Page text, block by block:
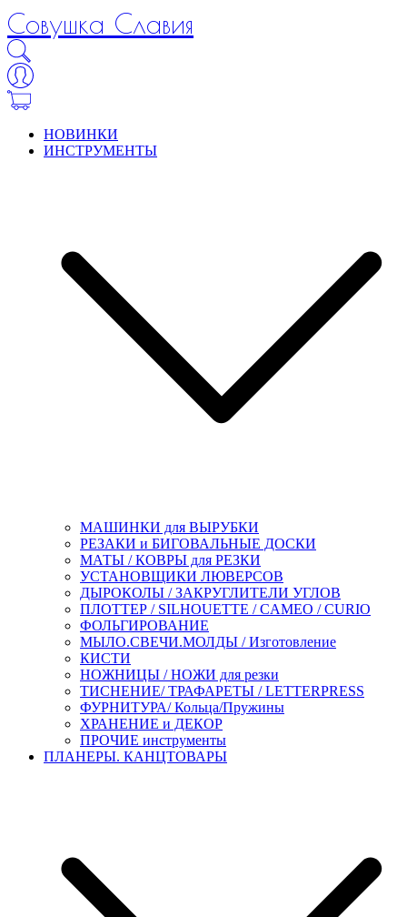
Совушка Славия
НОВИНКИ
ИНСТРУМЕНТЫ
МАШИНКИ для ВЫРУБКИ
РЕЗАКИ и БИГОВАЛЬНЫЕ ДОСКИ
МАТЫ / КОВРЫ для РЕЗКИ
УСТАНОВЩИКИ ЛЮВЕРСОВ
ДЫРОКОЛЫ / ЗАКРУГЛИТЕЛИ УГЛОВ
ПЛОТТЕР / SILHOUETTE / CAMEO / CURIO
ФОЛЬГИРОВАНИЕ
МЫЛО.СВЕЧИ.МОЛДЫ / Изготовление
КИСТИ
НОЖНИЦЫ / НОЖИ для резки
ТИСНЕНИЕ/ ТРАФАРЕТЫ / LETTERPRESS
ФУРНИТУРА/ Кольца/Пружины
ХРАНЕНИЕ и ДЕКОР
ПРОЧИЕ инструменты
ПЛАНЕРЫ. КАНЦТОВАРЫ